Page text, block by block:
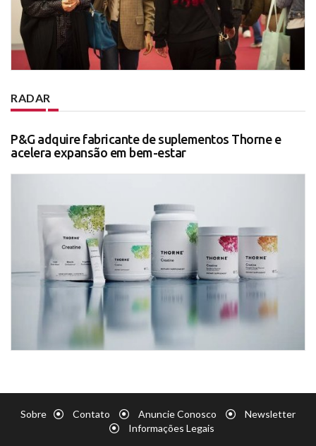
RADAR
P&G adquire fabricante de suplementos Thorne e
acelera expansão em bem-estar
Sobre Contato Anuncie Conosco
Newsletter
Informações Legais